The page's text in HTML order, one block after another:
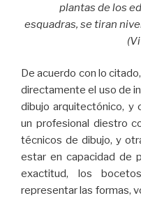
plantas de los
esquadras, se tiran
De acuerdo con lo
directamente el uso de
dibujo arquitectónico, y
un profesional diestro
técnicos de dibujo, y
estar en capacidad de
exactitud, los
representar las formas,